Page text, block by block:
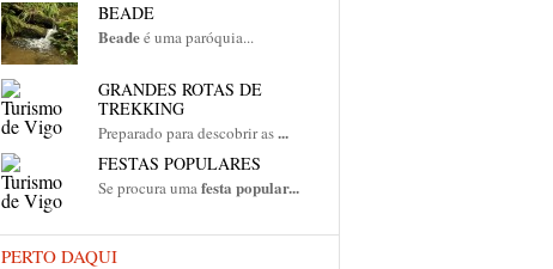
BEADE
Beadeé uma paróquia...
GRANDES ROTAS DE
TREKKING
Preparado para descobrir as...
FESTAS POPULARES
Se procura umafesta popular...
PERTO DAQUI